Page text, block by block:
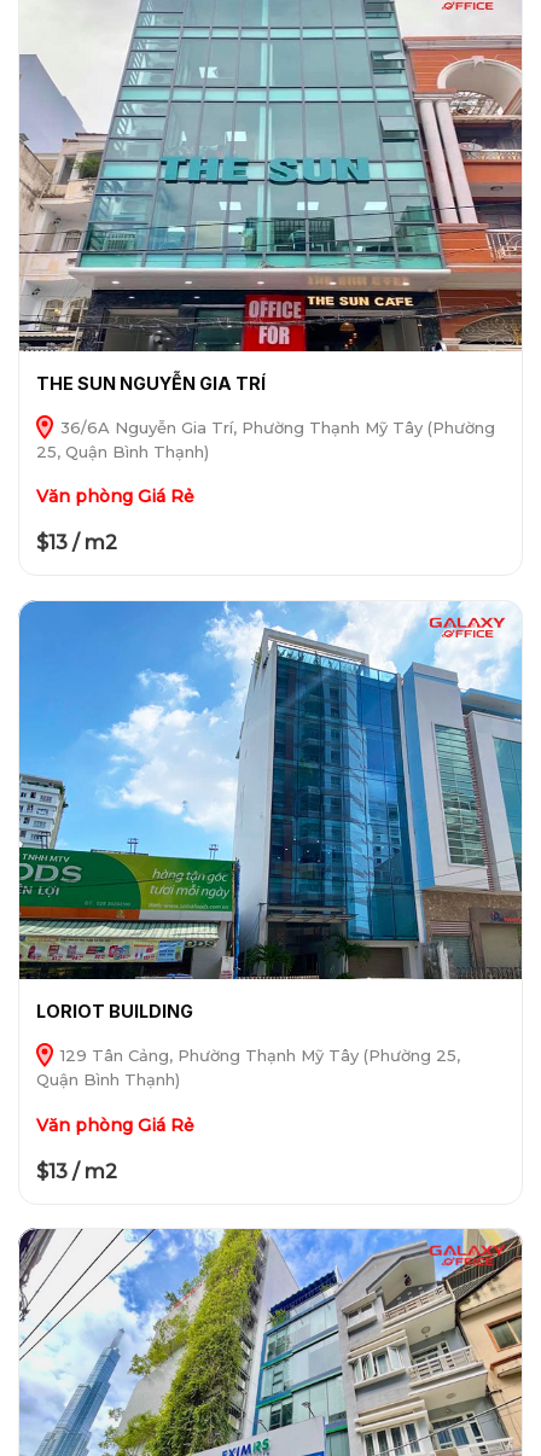
THE SUN NGUYỄN GIA TRÍ
36/6A Nguyễn Gia Trí, Phường Thạnh Mỹ Tây (Phường
25, Quận Bình Thạnh)
Văn phòng Giá Rẻ
$13 / m2
LORIOT BUILDING
129 Tân Cảng, Phường Thạnh Mỹ Tây (Phường 25,
Quận Bình Thạnh)
Văn phòng Giá Rẻ
$13 / m2